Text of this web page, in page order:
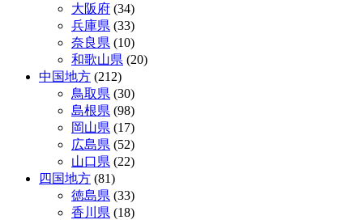
大阪府 (34)
兵庫県 (33)
奈良県 (10)
和歌山県 (20)
中国地方 (212)
鳥取県 (30)
島根県 (98)
岡山県 (17)
広島県 (52)
山口県 (22)
四国地方 (81)
徳島県 (33)
香川県 (18)